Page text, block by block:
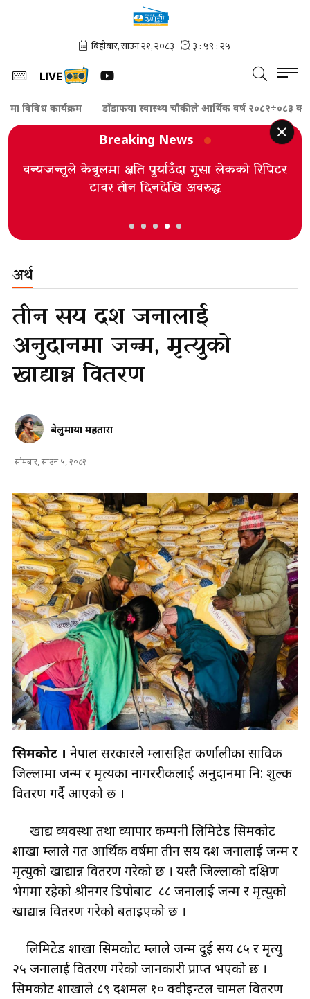
कार्यक्रम डाँडाफया स्वास्थ्य चौकीले आर्थिक वर्ष २०८२÷०८३ को
Breaking News
वन्यजन्तुले केबुलमा क्षति पुर्याउँदा गुसा लेकको रिपिटर
टावर तीन दिनदेखि अवरुद्ध
अर्थ
तीन सय दश जनालाई
अनुदानमा जन्म, मृत्युको
खाद्यान्न वितरण
बेलुमाया महतारा
सोमबार, साउन ५, २०८२
सिमकोट । नेपाल सरकारले हुम्लासहित कर्णालीका साविक
जिल्लामा जन्म र मृत्यका नागररीकलाई अनुदानमा नि: शुल्क
वितरण गर्दै आएको छ ।
खाद्य व्यवस्था तथा व्यापार कम्पनी लिमिटेड सिमकोट
शाखा हुम्लाले गत आर्थिक वर्षमा तीन सय दश जनालाई जन्म र
मृत्युको खाद्यान्न वितरण गरेको छ । यस्तै जिल्लाको दक्षिण
भेगमा रहेको श्रीनगर डिपोबाट ८८ जनालाई जन्म र मृत्युको
खाद्यान्न वितरण गरेको बताइएको छ ।
लिमिटेड शाखा सिमकोट हुम्लाले जन्म दुई सय ८५ र मृत्यु
२५ जनालाई वितरण गरेको जानकारी प्राप्त भएको छ ।
सिमकोट शाखाले ८९ दशमल १० क्वीइन्टल चामल वितरण